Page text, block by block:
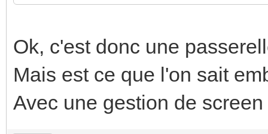
Ok, c'est donc une
Mais est ce que l'on sait
Avec une gestion de